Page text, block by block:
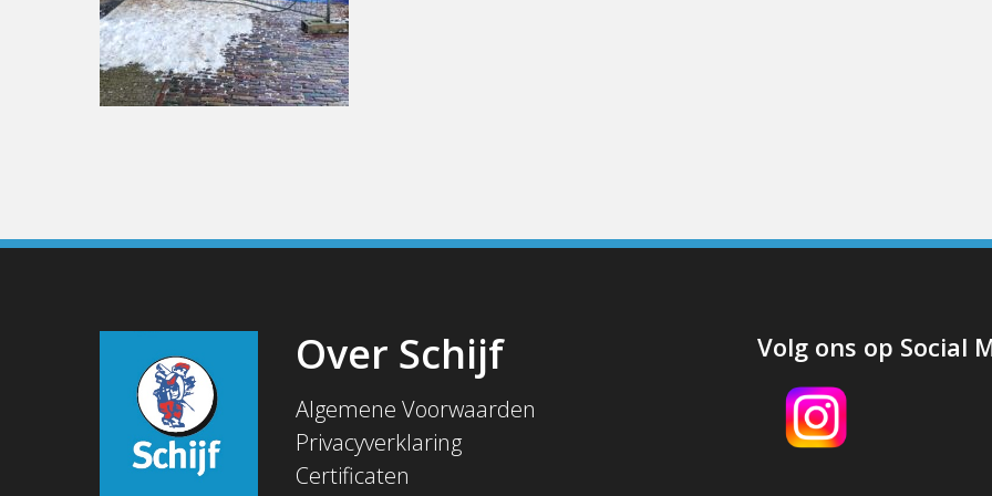
Over Schijf
Algemene Voorwaarden
Privacyverklaring
Certificaten
Volg ons op Social